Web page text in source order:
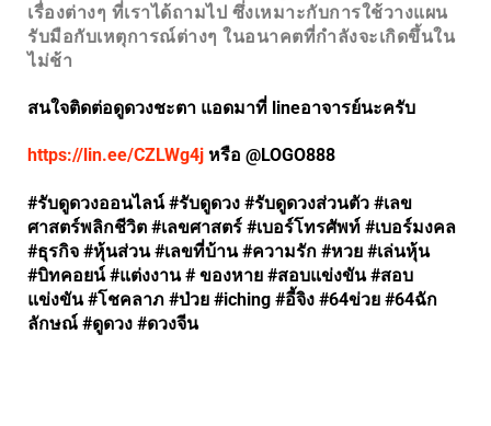
เรื่องต่างๆ ที่เราได้ถามไป ซึ่งเหมาะกับการใช้วางแผน
รับมือกับเหตุการณ์ต่างๆ ในอนาคตที่กำลังจะเกิดขึ้นใน
ไม่ช้า
สนใจติดต่อดูดวงชะตา แอดมาที่ lineอาจารย์นะครับ
https://lin.ee/CZLWg4j หรือ @LOGO888
#รับดูดวงออนไลน์ #รับดูดวง #รับดูดวงส่วนตัว #เลข
ศาสตร์พลิกชีวิต #เลขศาสตร์ #เบอร์โทรศัพท์ #เบอร์มงคล
#ธุรกิจ #หุ้นส่วน #เลขที่บ้าน #ความรัก #หวย #เล่นหุ้น
#บิทคอยน์ #แต่งงาน # ของหาย #สอบแข่งขัน #สอบ
แข่งขัน #โชคลาภ #ป่วย #iching #อี้จิง #64ข่วย #64ฉัก
ลักษณ์ #ดูดวง #ดวงจีน